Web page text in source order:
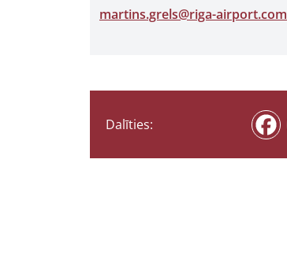
martins.grels@riga-airport.com
Dalīties: